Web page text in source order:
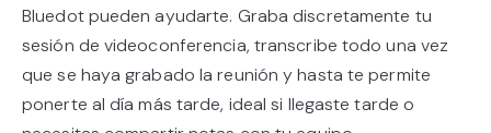
Bluedot pueden ayudarte. Graba discretamente tu
sesión de videoconferencia, transcribe todo una vez
que se haya grabado la reunión y hasta te permite
ponerte al día más tarde, ideal si llegaste tarde o